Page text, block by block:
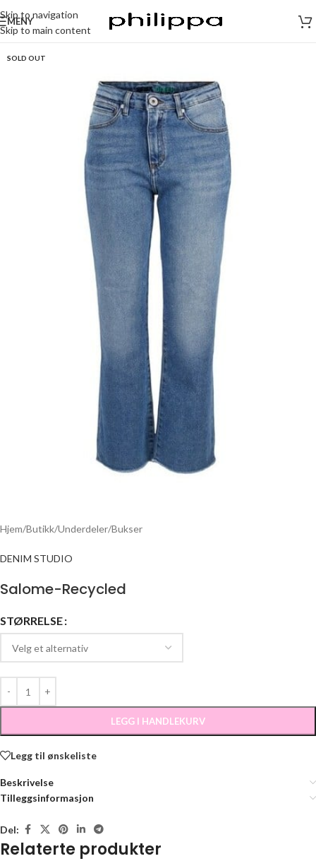
Skip to navigation
Skip to main content
MENY
SOLD OUT
Hjem/Butikk/Underdeler/Bukser
DENIM STUDIO
Salome-Recycled
STØRRELSE
LEGG I HANDLEKURV
Legg til ønskeliste
Beskrivelse
Tilleggsinformasjon
Del:
Relaterte produkter